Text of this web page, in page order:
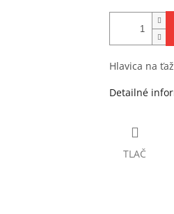
Hlavica na
Detailné
TLAČ